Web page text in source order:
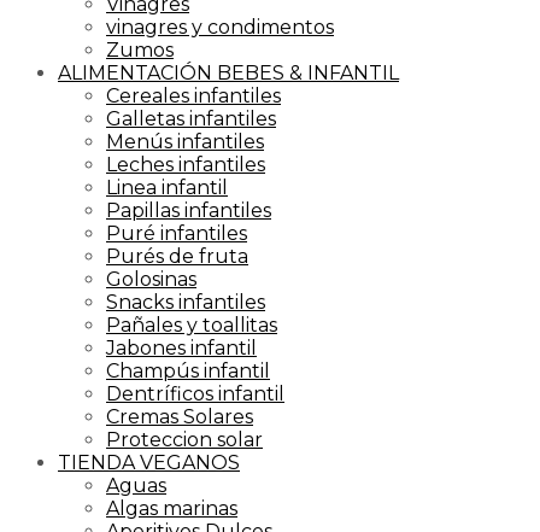
vinagres y condimentos
Zumos
ALIMENTACIÓN BEBES & INFANTIL
Cereales infantiles
Galletas infantiles
Menús infantiles
Leches infantiles
Linea infantil
Papillas infantiles
Puré infantiles
Purés de fruta
Golosinas
Snacks infantiles
Pañales y toallitas
Jabones infantil
Champús infantil
Dentríficos infantil
Cremas Solares
Proteccion solar
TIENDA VEGANOS
Aguas
Algas marinas